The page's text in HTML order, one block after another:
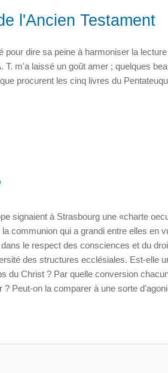
l'Ancien Testament
dire sa peine à harmoniser la
T. m'a laissé un goût amer ; quelques
procurent les cinq livres du
signaient à Strasbourg une «charte
communion qui a grandi entre elles en
le respect des consciences et du
des structures ecclésiales. Est-elle
du Christ ? Par quelle conversion
Peut-on la comparer à une sorte